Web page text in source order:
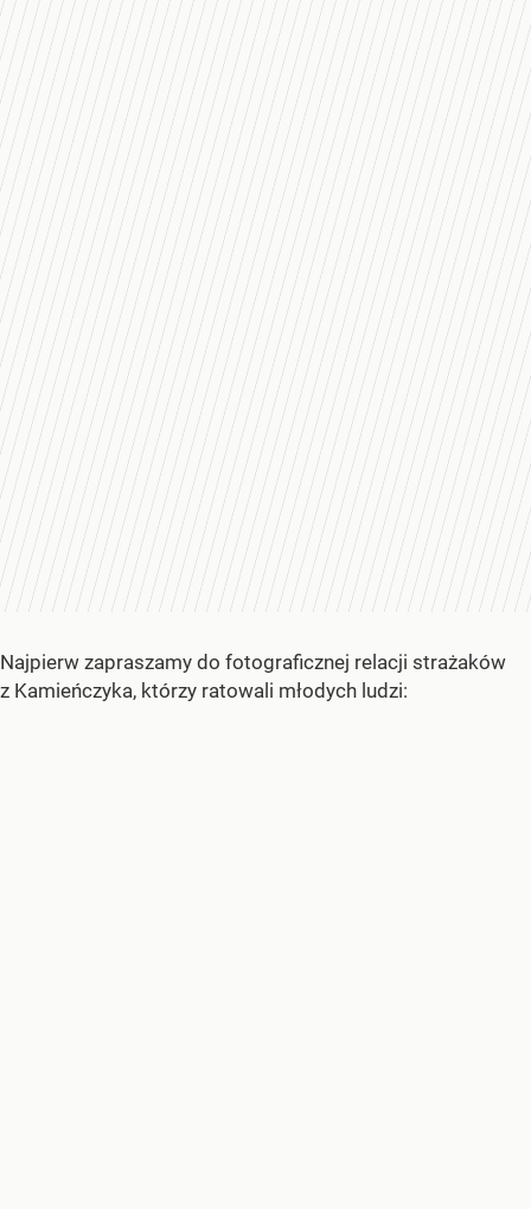
Najpierw zapraszamy do fotograficznej relacji strażaków
z Kamieńczyka, którzy ratowali młodych ludzi: